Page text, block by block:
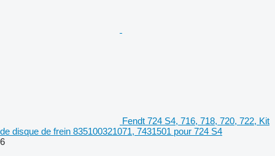
Fendt 724 S4, 716, 718, 720, 722, Kit
de disque de frein 835100321071, 7431501 pour 724 S4
6